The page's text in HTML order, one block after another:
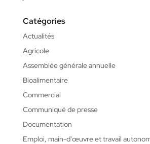
Catégories
Actualités
Agricole
Assemblée générale annuelle
Bioalimentaire
Commercial
Communiqué de presse
Documentation
Emploi, main-d'œuvre et travail